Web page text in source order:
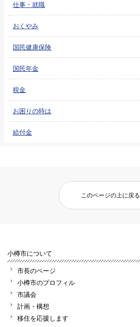
仕事・就職
おくやみ
国民健康保険
国民年金
税金
お困りの時は
給付金
このページの上に戻る
小樽市について
市長のページ
小樽市のプロフィル
市議会
計画・構想
移住を応援します